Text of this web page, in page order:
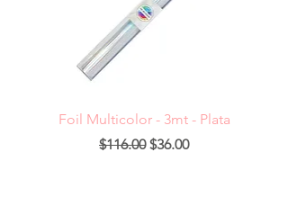
Foil Multicolor - 3mt - Plata
Precio
$116.00 Precio de oferta
$36.00